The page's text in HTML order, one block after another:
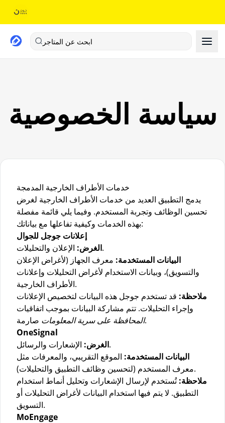
ابحث عن المتاجر
سياسة الخصوصية
خدمات الأطراف الخارجية المدمجة
يدمج التطبيق العديد من خدمات الأطراف الخارجية لغرض
تحسين الوظائف وتجربة المستخدم. وفيما يلي قائمة مفصلة
بهذه الخدمات وكيفية تفاعلها مع بياناتك:
إعلانات جوجل للجوال
الغرض:الإعلان والتحليلات.
البيانات المستخدمة: معرف الجهاز (لأغراض الإعلان
والتسويق)، وبيانات الاستخدام لأغراض التحليلات وإعلانات
الأطراف الخارجية.
ملاحظة: قد تستخدم جوجل هذه البيانات لتخصيص الإعلانات
وإجراء التحليلات. تتم مشاركة البيانات بموجب اتفاقيات
المحافظة على سرية المعلوماتصارمة.
OneSignal
الغرض:الإشعارات والرسائل.
البيانات المستخدمة: الموقع التقريبي، والمعرفات مثل
معرف المستخدم (لتحسين وظائف التطبيق والتحليلات).
ملاحظة:تُستخدم لإرسال الإشعارات وتحليل أنماط استخدام
التطبيق. لا يتم فيها استخدام البيانات لأغراض التحليلات أو
التسويق.
MoEngage